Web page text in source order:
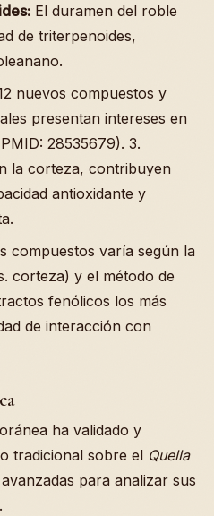
El duramen del roble
de triterpenoides,
nuevos compuestos y
presentan intereses en
28535679). 3.
la corteza, contribuyen
antioxidante y
compuestos varía según la
corteza) y el método de
fenólicos los más
de interacción con
ha validado y
tradicional sobre el Quella
para analizar sus